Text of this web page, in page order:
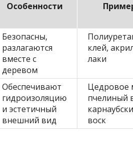
Особенности
Безопасны,
разлагаются
вместе с
деревом
клей,
лаки
Обеспечивают
гидроизоляцию
и эстетичный
внешний вид
Цедровое
пчелиный
воск